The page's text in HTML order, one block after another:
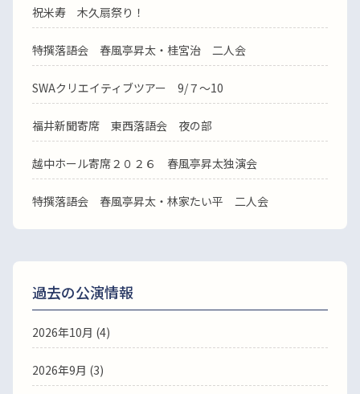
祝米寿 木久扇祭り！
特撰落語会 春風亭昇太・桂宮治 二人会
SWAクリエイティブツアー 9/７～10
福井新聞寄席 東西落語会 夜の部
越中ホール寄席２０２６ 春風亭昇太独演会
特撰落語会 春風亭昇太・林家たい平 二人会
過去の公演情報
2026年10月 (4)
2026年9月 (3)